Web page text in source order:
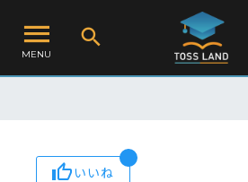
MENU
いいね